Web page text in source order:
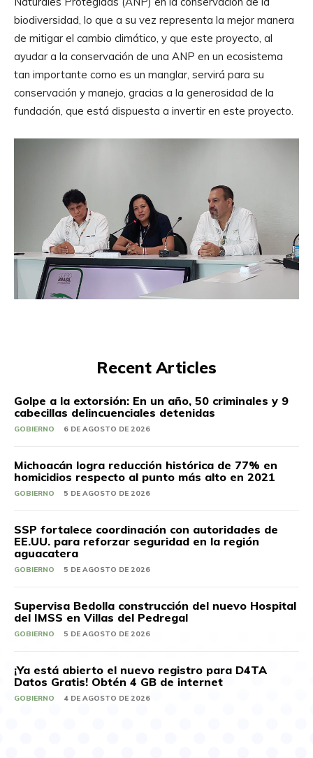
biodiversidad, lo que a su vez representa la mejor manera
de mitigar el cambio climático, y que este proyecto, al
ayudar a la conservación de una ANP en un ecosistema
tan importante como es un manglar, servirá para su
conservación y manejo, gracias a la generosidad de la
fundación, que está dispuesta a invertir en este proyecto.
Recent Articles
Golpe a la extorsión: En un año, 50 criminales y 9
cabecillas delincuenciales detenidas
GOBIERNO 6 DE AGOSTO DE 2026
Michoacán logra reducción histórica de 77% en
homicidios respecto al punto más alto en 2021
GOBIERNO 5 DE AGOSTO DE 2026
SSP fortalece coordinación con autoridades de
EE.UU. para reforzar seguridad en la región
aguacatera
GOBIERNO 5 DE AGOSTO DE 2026
Supervisa Bedolla construcción del nuevo Hospital
del IMSS en Villas del Pedregal
GOBIERNO 5 DE AGOSTO DE 2026
¡Ya está abierto el nuevo registro para D4TA
Datos Gratis! Obtén 4 GB de internet
GOBIERNO 4 DE AGOSTO DE 2026